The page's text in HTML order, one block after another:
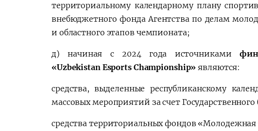
территориальному календарному плану
внебюджетного фонда Агентства по делам
и областного этапов чемпионата;
д) начиная с 2024 года источниками
«Uzbekistan Esports Championship»являются:
средства, выделенные республиканскому
массовых мероприятий за счет
средства территориальных фондов «Молодежная